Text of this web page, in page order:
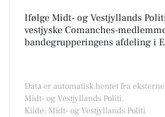
Ifølge Midt- og Vestjyllands
vestjyske Comanches-
bandegrupperingens afdeling i
Data er automatisk hentet fra
Midt- og Vestjyllands Politi.
Kilde: Midt- og Vestjyllands Politi